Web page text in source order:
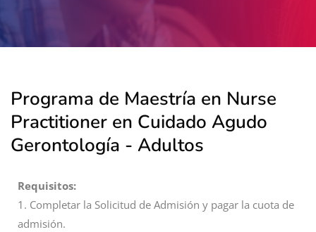
Programa de Maestría en Nurse
Practitioner en Cuidado Agudo
Gerontología - Adultos
Requisitos:
1. Completar la Solicitud de Admisión y pagar la cuota de
admisión.